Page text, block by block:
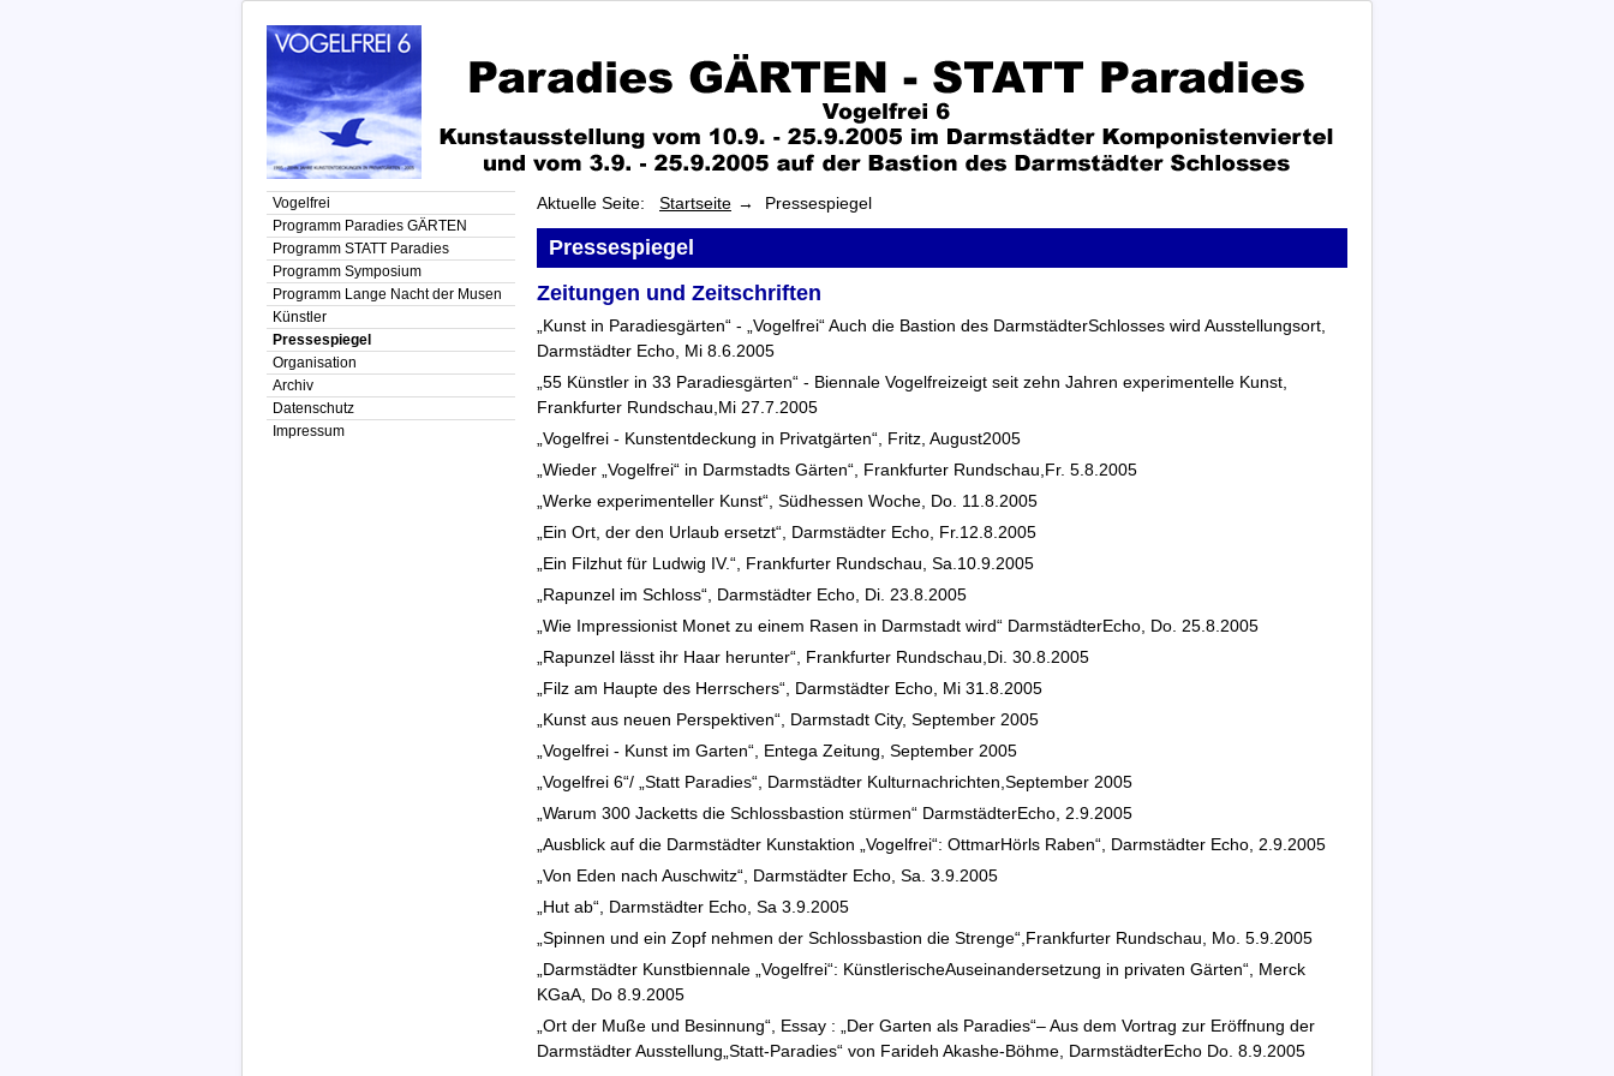
Vogelfrei
Programm Paradies GÄRTEN
Programm STATT Paradies
Programm Symposium
Programm Lange Nacht der Musen
Künstler
Pressespiegel
Organisation
Archiv
Datenschutz
Impressum
Aktuelle Seite: Startseite Pressespiegel
Pressespiegel
Zeitungen und Zeitschriften
„Kunst in Paradiesgärten“ - „Vogelfrei“ Auch die Bastion des DarmstädterSchlosses wird Ausstellungsort,
Darmstädter Echo, Mi 8.6.2005
„55 Künstler in 33 Paradiesgärten“ - Biennale Vogelfreizeigt seit zehn Jahren experimentelle Kunst,
Frankfurter Rundschau,Mi 27.7.2005
„Vogelfrei - Kunstentdeckung in Privatgärten“, Fritz, August2005
„Wieder „Vogelfrei“ in Darmstadts Gärten“, Frankfurter Rundschau,Fr. 5.8.2005
„Werke experimenteller Kunst“, Südhessen Woche, Do. 11.8.2005
„Ein Ort, der den Urlaub ersetzt“, Darmstädter Echo, Fr.12.8.2005
„Ein Filzhut für Ludwig IV.“, Frankfurter Rundschau, Sa.10.9.2005
„Rapunzel im Schloss“, Darmstädter Echo, Di. 23.8.2005
„Wie Impressionist Monet zu einem Rasen in Darmstadt wird“ DarmstädterEcho, Do. 25.8.2005
„Rapunzel lässt ihr Haar herunter“, Frankfurter Rundschau,Di. 30.8.2005
„Filz am Haupte des Herrschers“, Darmstädter Echo, Mi 31.8.2005
„Kunst aus neuen Perspektiven“, Darmstadt City, September 2005
„Vogelfrei - Kunst im Garten“, Entega Zeitung, September 2005
„Vogelfrei 6“/ „Statt Paradies“, Darmstädter Kulturnachrichten,September 2005
„Warum 300 Jacketts die Schlossbastion stürmen“ DarmstädterEcho, 2.9.2005
„Ausblick auf die Darmstädter Kunstaktion „Vogelfrei“: OttmarHörls Raben“, Darmstädter Echo, 2.9.2005
„Von Eden nach Auschwitz“, Darmstädter Echo, Sa. 3.9.2005
„Hut ab“, Darmstädter Echo, Sa 3.9.2005
„Spinnen und ein Zopf nehmen der Schlossbastion die Strenge“,Frankfurter Rundschau, Mo. 5.9.2005
„Darmstädter Kunstbiennale „Vogelfrei“: KünstlerischeAuseinandersetzung in privaten Gärten“, Merck
KGaA, Do 8.9.2005
„Ort der Muße und Besinnung“, Essay : „Der Garten als Paradies“– Aus dem Vortrag zur Eröffnung der
Darmstädter Ausstellung„Statt-Paradies“ von Farideh Akashe-Böhme, DarmstädterEcho Do. 8.9.2005